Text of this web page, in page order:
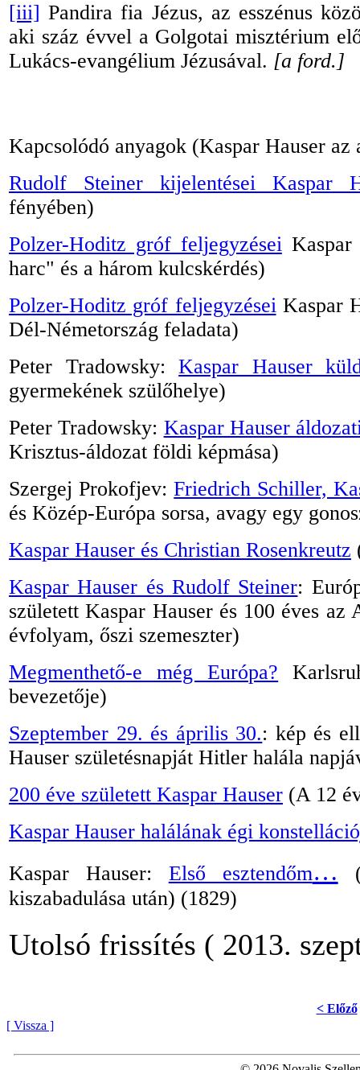
[iii] Pandira fia Jézus, az esszénus
aki száz évvel a Golgotai misztérium
Lukács-evangélium Jézusával. [a ford.]
Kapcsolódó anyagok (Kaspar Hauser
Rudolf Steiner kijelentései Kaspar
fényében)
Polzer-Hoditz gróf feljegyzéseiKaspar
harc" és a három kulcskérdés)
Polzer-Hoditz gróf feljegyzéseiKaspar
Dél-Németország feladata)
Peter Tradowsky:Kaspar Hauser
gyermekének szülőhelye)
Peter Tradowsky: Kaspar Hauser
Krisztus-áldozat földi képmása)
Szergej Prokofjev:Friedrich Schiller,
és Közép-Európa sorsa, avagy egy
Kaspar Hauser és Christian Rosenkreutz
Kaspar Hauser és Rudolf Steiner:
született Kaspar Hauser és 100 éves
évfolyam, őszi szemeszter)
Megmenthető-e még Európa?
bevezetője)
Szeptember 29. és április 30.: kép és
Hauser születésnapját Hitler halála
200 éve született Kaspar Hauser (A 12
Kaspar Hauser halálának égi
Kaspar Hauser: Első esztendőm…
kiszabadulása után) (1829)
Utolsó frissítés ( 2013.
< Előző
[ Vissza ]